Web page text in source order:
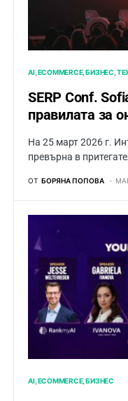
AI ECOMMERCE БИЗНЕС
SERP Conf.
правилата за
На 25 март 2026 г.
превърна в
ОТ БОРЯНА ПОПОВА
AI ECOMMERCE БИЗНЕС